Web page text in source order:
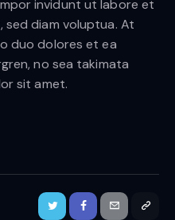
invidunt ut labore et
sed diam voluptua. At
duo dolores et ea
no sea takimata
sit amet.